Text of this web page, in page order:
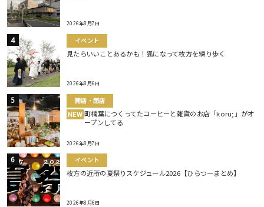
2026年8月7日
イベント
見たらいいことあるかも！狐になって枚方を練り歩く
2026年8月6日
開店・閉店
NEW 町楠葉につくってたコーヒーと雑貨のお店「koru;」がオ
ープンしてる
2026年8月7日
イベント
枚方の近所の夏祭りスケジュール2026【ひらつーまとめ】
2026年8月6日